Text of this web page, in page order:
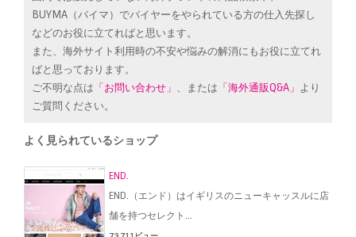
BUYMA（バイマ）でバイヤーをやられている方の仕入先探し
などのお役に立てればと思います。
また、海外サイト利用時の不安や悩みの解消にもお役に立てれ
ばと思っております。
ご不明な点は 「お問い合わせ」 、または 「海外通販Q&A」 より
ご質問ください。
よく見られているショップ
END.
END.（エンド）はイギリスのニューキャッスルに店
舗を持つセレクト...